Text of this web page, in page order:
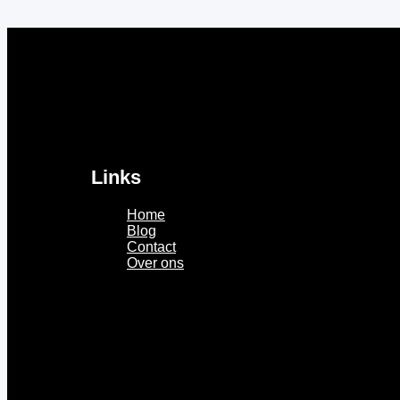
Links
Home
Blog
Contact
Over ons